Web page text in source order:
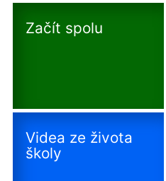
Začít spolu
Videa ze života
školy